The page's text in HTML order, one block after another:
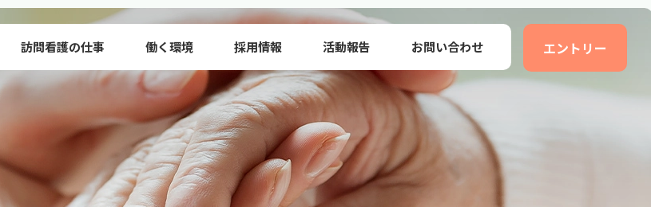
訪問看護の仕事 働く環境 採用情報 活動報告 お問い合わせ エントリー